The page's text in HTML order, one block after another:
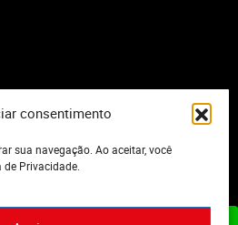
consentimento
sua navegação. Ao aceitar, você
Privacidade.
Todos os direitos reservados.